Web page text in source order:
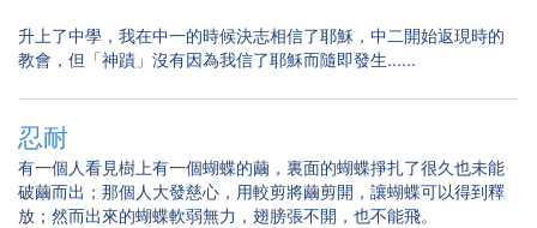
升上了中學，我在中一的時候決志相信了耶穌，中二開始返現時的
教會，但「神蹟」沒有因為我信了耶穌而隨即發生......
忍耐
有一個人看見樹上有一個蝴蝶的繭，裏面的蝴蝶掙扎了很久也未能
破繭而出；那個人大發慈心，用較剪將繭剪開，讓蝴蝶可以得到釋
放；然而出來的蝴蝶軟弱無力，翅膀張不開，也不能飛。